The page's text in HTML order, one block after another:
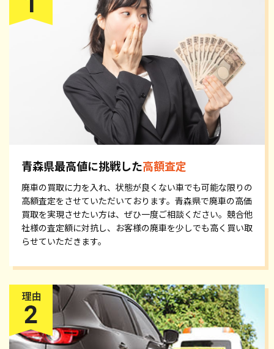
青森県最高値に挑戦した高額査定
廃車の買取に力を入れ、状態が良くない車でも可能な限りの
高額査定をさせていただいております。青森県で廃車の高価
買取を実現させたい方は、ぜひ一度ご相談ください。競合他
社様の査定額に対抗し、お客様の廃車を少しでも高く買い取
らせていただきます。